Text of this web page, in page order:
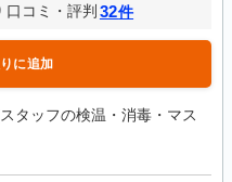
口コミ・評判 32件
に追加
ッフの検温・消毒・マス